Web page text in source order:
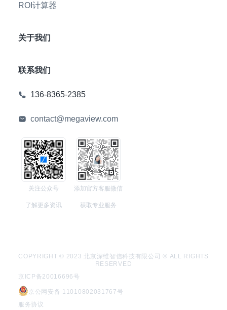
ROI计算器
关于我们
联系我们
136-8365-2385
contact@megaview.com
关注公众号
了解更多资讯
添加官方客服微信
获取专业服务
COPYRIGHT © 2023 北京深维智信科技有限公司 ® ALL RIGHTS
RESERVED
京ICP备20016696号
京公网安备 11010802031767号
服务协议